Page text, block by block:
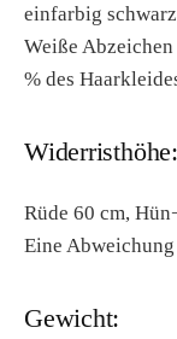
einfarbig
Weiße
% des
Widerristhöhe:
Rüde 60 cm,
Eine
Gewicht: